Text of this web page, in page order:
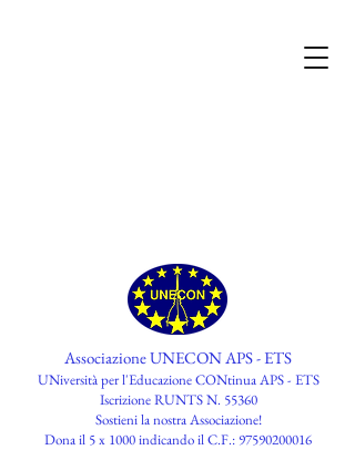
Associazione UNECON APS - ETS
UNiversità per l'Educazione CONtinua APS - ETS
Iscrizione RUNTS N. 55360
​Sostieni la nostra Associazione!
Dona il 5 x 1000 indicando il C.F.:97590200016